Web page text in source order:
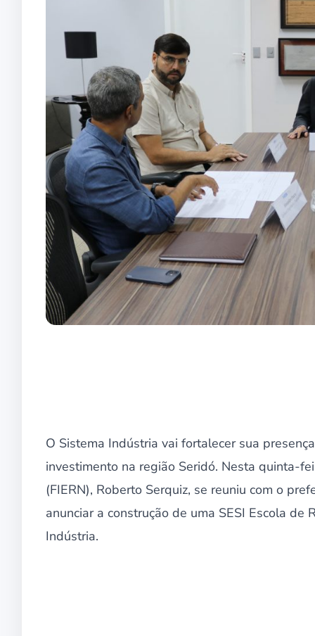
O Sistema Indústria vai fortalecer sua
investimento na região Seridó. Nesta quinta-
(FIERN), Roberto Serquiz, se reuniu com o
anunciar a construção de uma SESI Escola de
Indústria.